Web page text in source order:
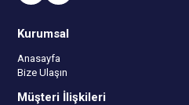
Kurumsal
Anasayfa
Bize Ulaşın
Müşteri İlişkileri